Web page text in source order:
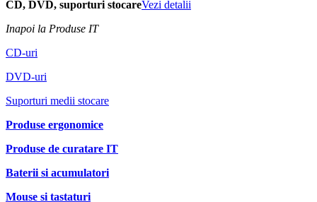
CD, DVD, suporturi stocareVezi detalii
Inapoi la Produse IT
CD-uri
DVD-uri
Suporturi medii stocare
Produse ergonomice
Produse de curatare IT
Baterii si acumulatori
Mouse si tastaturi